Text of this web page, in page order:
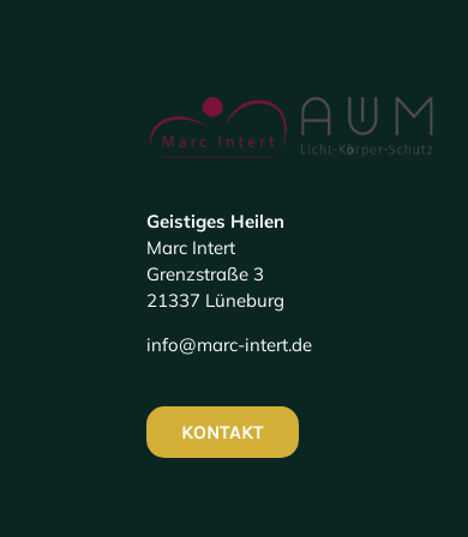
Geistiges Heilen
Marc Intert
Grenzstraße 3
21337 Lüneburg
info@marc-intert.de
KONTAKT